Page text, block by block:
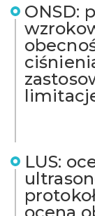
ONSD:
LUS:
ocena